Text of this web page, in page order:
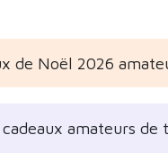
de Noël 2026
cadeaux amateurs de